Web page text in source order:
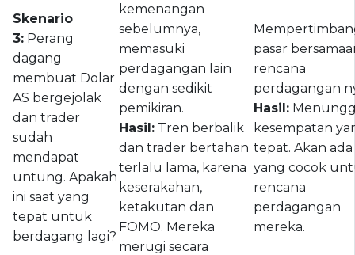
Skenario
3: Perang
dagang
membuat Dolar
AS bergejolak
dan trader
sudah
mendapat
untung. Apakah
ini saat yang
tepat untuk
berdagang lagi?
kemenangan
sebelumnya,
memasuki
perdagangan lain
dengan sedikit
pemikiran.
Hasil: Tren berbalik
dan trader bertahan
terlalu lama, karena
keserakahan,
ketakutan dan
FOMO. Mereka
merugi secara
pasar
rencana
perdagangan
Hasil:
kesempatan
tepat. Akan
yang cocok
rencana
perdagangan
mereka.